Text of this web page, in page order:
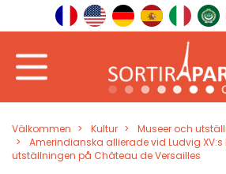
Välkommen Kultur
Museer och
Amerindianska allierade vid Ludvig
utställningen på Château de Versailles